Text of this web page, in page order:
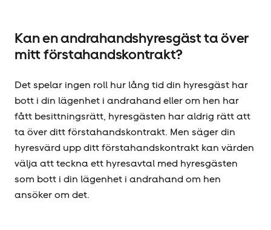
Kan en andrahandshyresgäst ta över
mitt förstahandskontrakt?
Det spelar ingen roll hur lång tid din hyresgäst har
bott i din lägenhet i andrahand eller om hen har
fått besittningsrätt, hyresgästen har aldrig rätt att
ta över ditt förstahandskontrakt. Men säger din
hyresvärd upp ditt förstahandskontrakt kan värden
välja att teckna ett hyresavtal med hyresgästen
som bott i din lägenhet i andrahand om hen
ansöker om det.